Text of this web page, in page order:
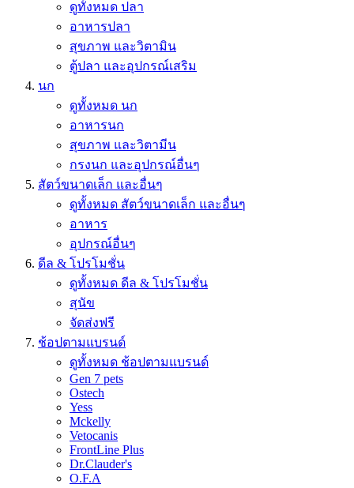
ดูทั้งหมด ปลา
อาหารปลา
สุขภาพ และวิตามิน
ตู้ปลา และอุปกรณ์เสริม
นก
ดูทั้งหมด นก
อาหารนก
สุขภาพ และวิตามีน
กรงนก และอุปกรณ์อื่นๆ
สัตว์ขนาดเล็ก และอื่นๆ
ดูทั้งหมด สัตว์ขนาดเล็ก และอื่นๆ
อาหาร
อุปกรณ์อื่นๆ
ดีล & โปรโมชั่น
ดูทั้งหมด ดีล & โปรโมชั่น
สุนัข
จัดส่งฟรี
ช้อปตามแบรนด์
ดูทั้งหมด ช้อปตามแบรนด์
Gen 7 pets
Ostech
Yess
Mckelly
Vetocanis
FrontLine Plus
Dr.Clauder's
O.F.A